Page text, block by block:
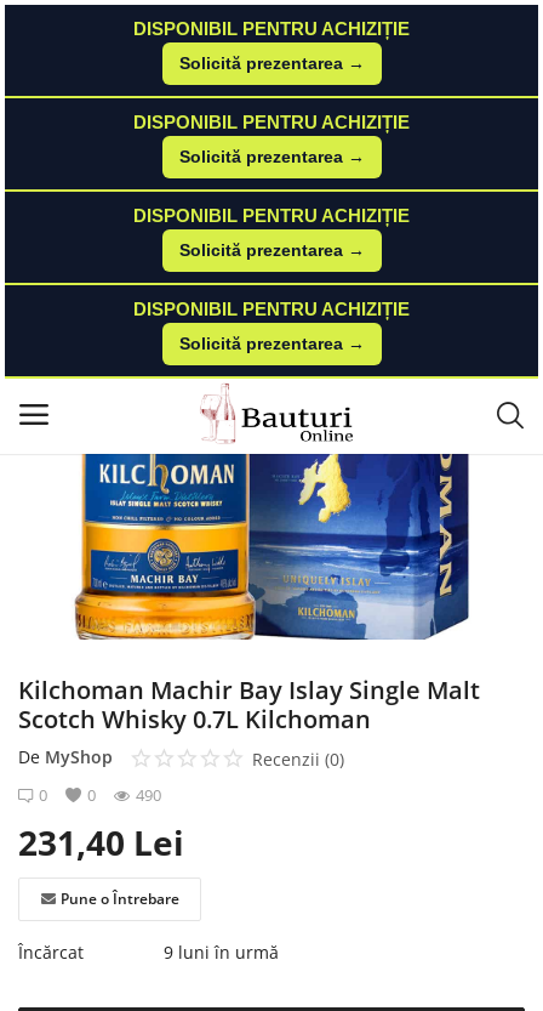
DISPONIBIL PENTRU ACHIZIȚIE
Solicită prezentarea →
DISPONIBIL PENTRU ACHIZIȚIE
Solicită prezentarea →
DISPONIBIL PENTRU ACHIZIȚIE
Solicită prezentarea →
DISPONIBIL PENTRU ACHIZIȚIE
Solicită prezentarea →
Meniu principal
Categorii
Contact
Autentificare
Înregistrare
Kilchoman Machir Bay Islay Single Malt Scotch Whisky 0.7L Kilchoman
Kilchoman Machir Bay Islay Single Malt
Scotch Whisky 0.7L Kilchoman
De MyShop Recenzii (0)
0 0 490
231,40 Lei
Pune o Întrebare
Încărcat 9 luni în urmă